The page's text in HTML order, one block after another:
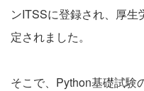
ンITSSに登録され、厚
定されました。
そこで、Python基礎試験